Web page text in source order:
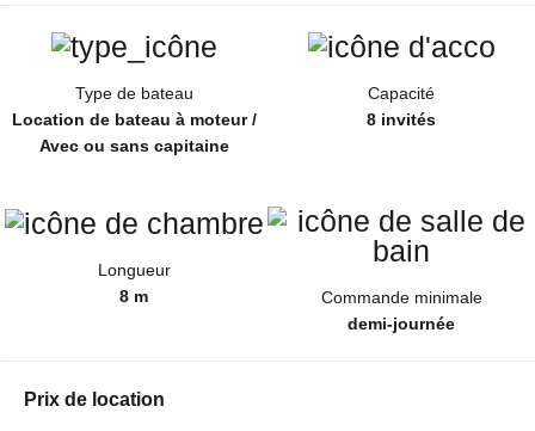
Type de bateau
Location de bateau à moteur /
Avec ou sans capitaine
Capacité
8 invités
Longueur
8 m
Commande minimale
demi-journée
Prix de location